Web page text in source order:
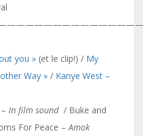
you » (et le clip!) / My
Way » / Kanye West –
In film sound/ Buke and
For Peace – Amok